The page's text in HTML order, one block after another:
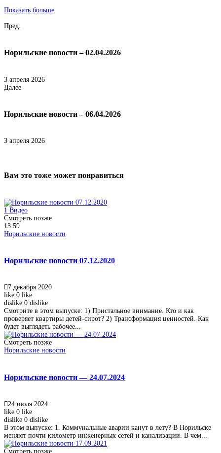
Показать больше
Пред.
Норильские новости – 02.04.2026
3 апреля 2026
Далее
Норильские новости – 06.04.2026
3 апреля 2026
Вам это тоже может понравиться
1 Видео
Смотреть позже
13:59
Норильские новости
Норильские новости 07.12.2020
7 декабря 2020
like 0 like
dislike 0 dislike
Смотрите в этом выпуске: 1) Пристальное внимание. Кто и как
проверяет квартиры детей-сирот? 2) Трансформация ценностей. Как
будет выглядеть рабочее...
Смотреть позже
Норильские новости
Норильские новости — 24.07.2024
24 июля 2024
like 0 like
dislike 0 dislike
В этом выпуске: 1. Коммунальные аварии канут в лету? В Норильске
меняют почти километр инженерных сетей и канализации. В чем...
Смотреть позже